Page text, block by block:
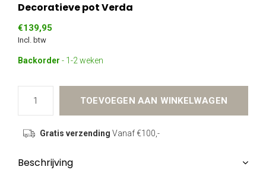
Decoratieve pot Verda
€139,95
Incl. btw
Backorder - 1-2 weken
TOEVOEGEN AAN WINKELWAGEN
Gratis verzending Vanaf €100,-
Beschrijving